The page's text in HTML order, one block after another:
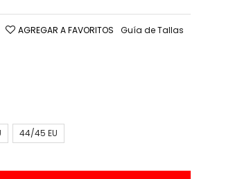
AGREGAR A FAVORITOS Guía de Tallas
44/45 EU